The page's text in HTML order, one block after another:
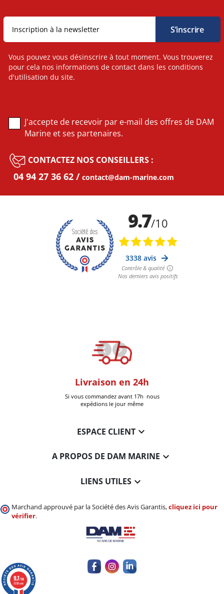
Livraison en 24h
Si vous commandez avant 17h nous
expédions le jour même
Vous pouvez vous désinscrire à tout moment. Vous trouverez
pour cela nos informations de contact dans les conditions
d'utilisation du site.
J'accepte de recevoir par e-mail des offres de DAM
Marine et ses partenaires.
CONTACTEZ NOS CONSEILLERS :
04 94 27 36 62 contact@dam-marine.com
ESPACE CLIENT
A PROPOS DE DAM MARINE 
LIENS UTILES 
Marchand approuvé par la Société des Avis Garantis,cliquez ici pour
vérifier.
9.7/10
3338 avis